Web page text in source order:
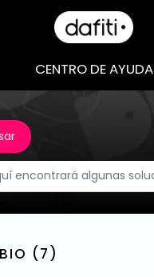
CENTRO DE AYUDA
(7)